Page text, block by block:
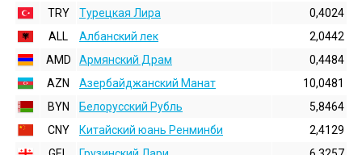
TRY
Турецкая Лира
0,4024
ALL
Албанский лек
2,0442
AMD
Армянский Драм
0,4484
AZN
Азербайджанский Манат
10,0481
BYN
Белорусский Рубль
5,8464
CNY
Китайский юань Ренминби
2,4129